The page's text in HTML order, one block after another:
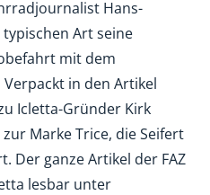
Hans-
Art seine
mit dem
in den Artikel
Icletta-Gründer Kirk
Marke Trice, die Seifert
Der ganze Artikel der FAZ
lesbar unter